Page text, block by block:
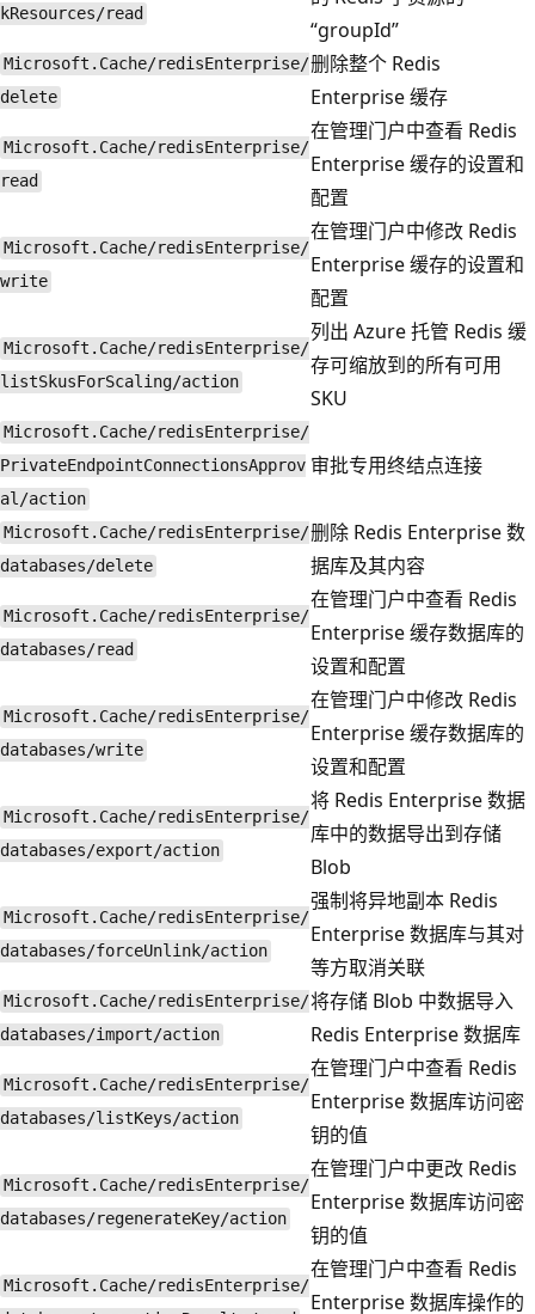
kResources/read
“groupId”
Microsoft.Cache/redisEnterprise/
delete
删除整个 Redis
Enterprise 缓存
Microsoft.Cache/redisEnterprise/
read
在管理门户中查看 Redis
Enterprise 缓存的设置和
配置
Microsoft.Cache/redisEnterprise/
write
在管理门户中修改 Redis
Enterprise 缓存的设置和
配置
Microsoft.Cache/redisEnterprise/
listSkusForScaling/action
列出 Azure 托管 Redis 缓
存可缩放到的所有可用
SKU
Microsoft.Cache/redisEnterprise/
PrivateEndpointConnectionsApprov
al/action
审批专用终结点连接
Microsoft.Cache/redisEnterprise/
databases/delete
删除 Redis Enterprise 数
据库及其内容
Microsoft.Cache/redisEnterprise/
databases/read
在管理门户中查看 Redis
Enterprise 缓存数据库的
设置和配置
Microsoft.Cache/redisEnterprise/
databases/write
在管理门户中修改 Redis
Enterprise 缓存数据库的
设置和配置
Microsoft.Cache/redisEnterprise/
databases/export/action
将 Redis Enterprise 数据
库中的数据导出到存储
Blob
Microsoft.Cache/redisEnterprise/
databases/forceUnlink/action
强制将异地副本 Redis
Enterprise 数据库与其对
等方取消关联
Microsoft.Cache/redisEnterprise/
databases/import/action
将存储 Blob 中数据导入
Redis Enterprise 数据库
Microsoft.Cache/redisEnterprise/
databases/listKeys/action
在管理门户中查看 Redis
Enterprise 数据库访问密
钥的值
Microsoft.Cache/redisEnterprise/
databases/regenerateKey/action
在管理门户中更改 Redis
Enterprise 数据库访问密
钥的值
Microsoft.Cache/redisEnterprise/
在管理门户中查看 Redis
Enterprise 数据库操作的